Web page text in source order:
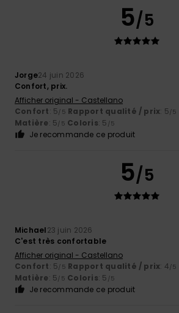
5/5
Jorge24 juin 2026
Confort, prix.
Afficher original - Castellano
Confort: 5/5 Rapport qualité / prix: 5/5
Matière: 5/5 Coloris: 5 /5
Je recommande ce produit
5/5
Michael23 juin 2026
C'est très confortable
Afficher original - Castellano
Confort: 5/5 Rapport qualité / prix: 4/5
Matière: 5/5 Coloris: 5 /5
Je recommande ce produit